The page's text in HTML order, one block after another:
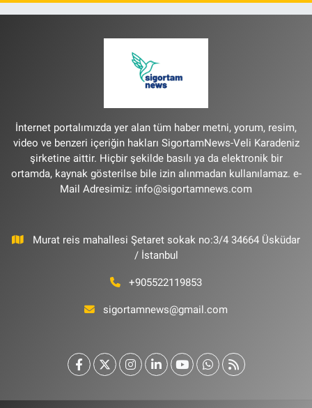
İnternet portalımızda yer alan tüm haber metni, yorum, resim,
video ve benzeri içeriğin hakları SigortamNews-Veli Karadeniz
şirketine aittir. Hiçbir şekilde basılı ya da elektronik bir
ortamda, kaynak gösterilse bile izin alınmadan kullanılamaz. e-
Mail Adresimiz: info@sigortamnews.com
Murat reis mahallesi Şetaret sokak no:3/4 34664 Üsküdar
/ İstanbul
+905522119853
sigortamnews@gmail.com